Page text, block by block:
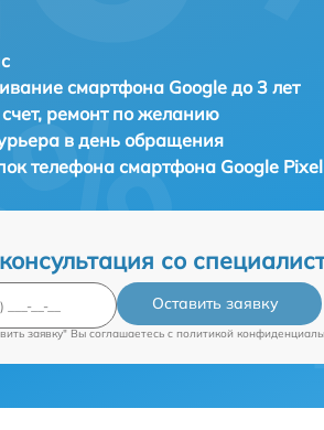
смартфона Google до 3 лет
ремонт по желанию
в день обращения
телефона смартфона Google
со
Оставить заявку
заявку" Вы соглашаетесь c политикой